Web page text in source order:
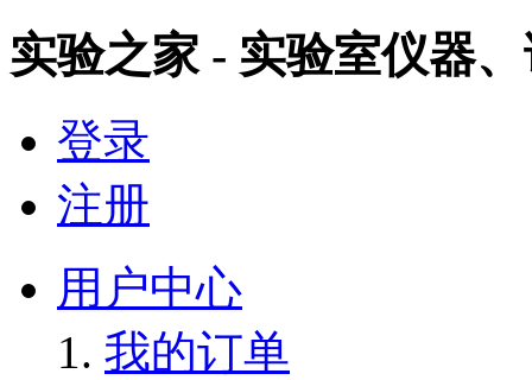
实验之家 - 实验室仪器
登录
注册
用户中心
我的订单